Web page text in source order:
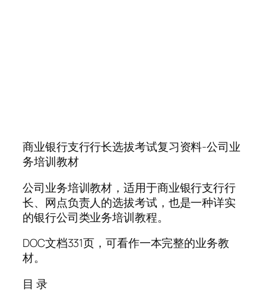
商业银行支行行长选拔考试复习资料-公司业
务培训教材
公司业务培训教材，适用于商业银行支行行
长、网点负责人的选拔考试，也是一种详实
的银行公司类业务培训教程。
DOC文档331页，可看作一本完整的业务教
材。
目 录